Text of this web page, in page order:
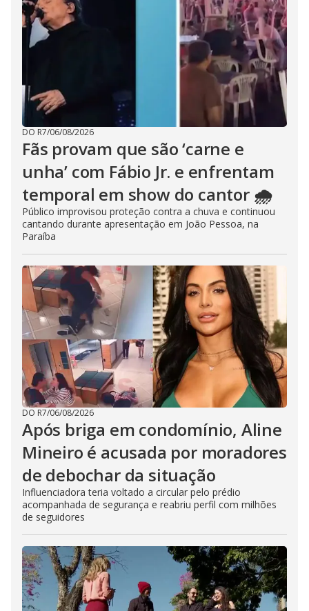
DO R7/06/08/2026
Fãs provam que são ‘carne e
unha’ com Fábio Jr. e enfrentam
temporal em show do cantor 🌧️
Público improvisou proteção contra a chuva e continuou
cantando durante apresentação em João Pessoa, na
Paraíba
DO R7/06/08/2026
Após briga em condomínio, Aline
Mineiro é acusada por moradores
de debochar da situação
Influenciadora teria voltado a circular pelo prédio
acompanhada de segurança e reabriu perfil com milhões
de seguidores